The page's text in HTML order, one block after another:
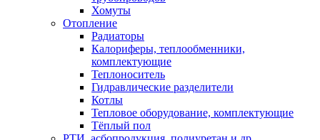
Хомуты
Отопление
Радиаторы
Калориферы, теплообменники,
комплектующие
Теплоноситель
Гидравлические разделители
Котлы
Тепловое оборудование, комплектующие
Тёплый пол